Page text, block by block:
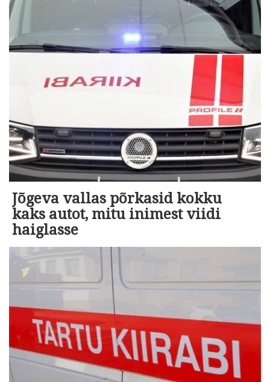
Jõgeva vallas põrkasid kokku
kaks autot, mitu inimest viidi
haiglasse